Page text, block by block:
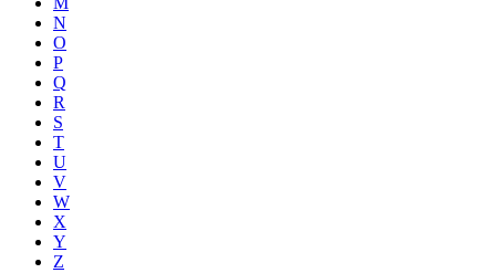
N
O
P
Q
R
S
T
U
V
W
X
Y
Z